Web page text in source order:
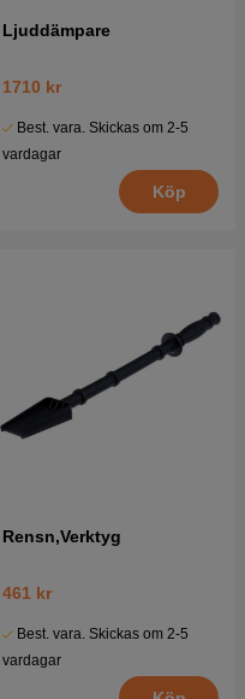
Ljuddämpare
1710 kr
Best. vara. Skickas om 2-5
vardagar
Köp
Rensn,Verktyg
461 kr
Best. vara. Skickas om 2-5
vardagar